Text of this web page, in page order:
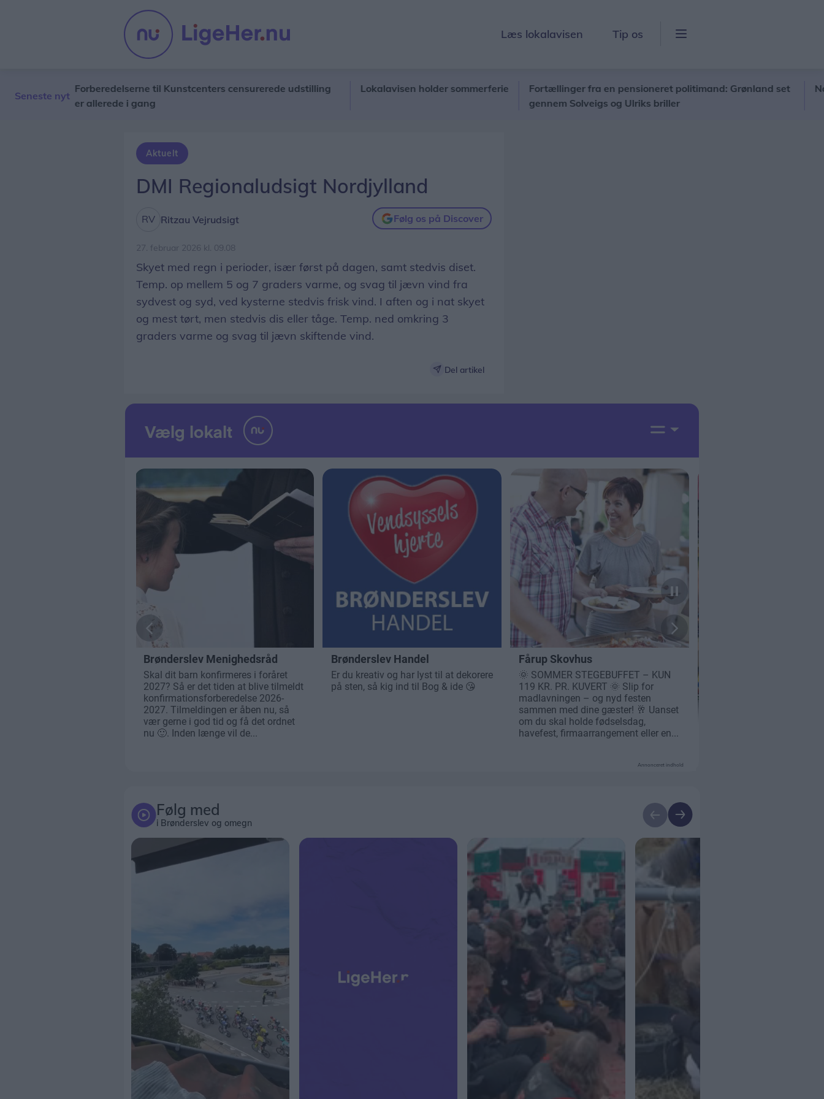
Læs lokalavisen Tip os
Seneste nyt
Forberedelserne til Kunstcenters censurerede udstilling
er allerede i gang
Lokalavisen holder sommerferie
Fortællinger fra en pensioneret politimand: Grønland set
gennem Solveigs og Ulriks briller
Aktuelt
DMI Regionaludsigt Nordjylland
Ritzau Vejrudsigt Følg os på Discover
27. februar 2026 kl. 09.08
Skyet med regn i perioder, især først på dagen, samt stedvis diset.
Temp. op mellem 5 og 7 graders varme, og svag til jævn vind fra
sydvest og syd, ved kysterne stedvis frisk vind. I aften og i nat skyet
og mest tørt, men stedvis dis eller tåge. Temp. ned omkring 3
graders varme og svag til jævn skiftende vind.
Del artikel
Annonceret indhold
Følg med
i Brønderslev og omegn